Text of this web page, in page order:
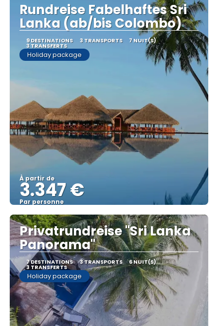
Rundreise Fabelhaftes Sri
Lanka (ab/bis Colombo)
9 DESTINATIONS 3 TRANSPORTS 7 NUIT(S)
3 TRANSFERTS
Holiday package
À partir de
3.347 €
Par personne
Afficher
Privatrundreise "Sri Lanka
Panorama"
7 DESTINATIONS 3 TRANSPORTS 6 NUIT(S)
3 TRANSFERTS
Holiday package